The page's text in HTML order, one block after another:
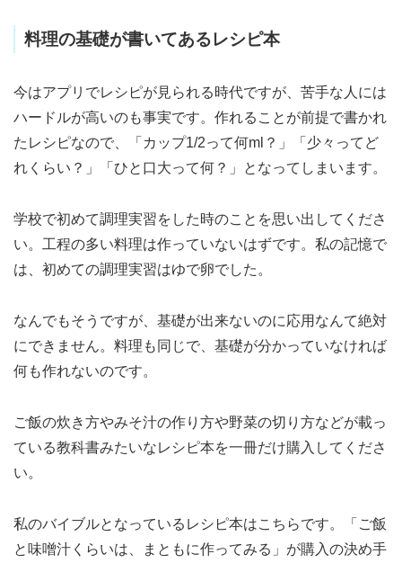
料理の基礎が書いてあるレシピ本
今はアプリでレシピが見られる時代ですが、苦手な人には
ハードルが高いのも事実です。作れることが前提で書かれ
たレシピなので、「カップ1/2って何ml？」「少々ってど
れくらい？」「ひと口大って何？」となってしまいます。
学校で初めて調理実習をした時のことを思い出してくださ
い。工程の多い料理は作っていないはずです。私の記憶で
は、初めての調理実習はゆで卵でした。
なんでもそうですが、基礎が出来ないのに応用なんて絶対
にできません。料理も同じで、基礎が分かっていなければ
何も作れないのです。
ご飯の炊き方やみそ汁の作り方や野菜の切り方などが載っ
ている教科書みたいなレシピ本を一冊だけ購入してくださ
い。
私のバイブルとなっているレシピ本はこちらです。「ご飯
と味噌汁くらいは、まともに作ってみる」が購入の決め手